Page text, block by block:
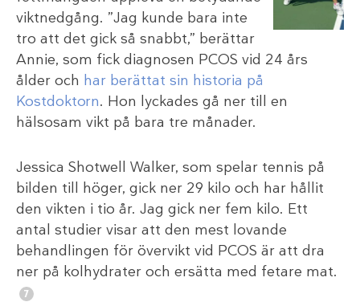
viktnedgång. ”Jag kunde bara inte
tro att det gick så snabbt,” berättar
Annie, som fick diagnosen PCOS vid 24 års
ålder och har berättat sin historia på
Kostdoktorn. Hon lyckades gå ner till en
hälsosam vikt på bara tre månader.
Jessica Shotwell Walker, som spelar tennis på
bilden till höger, gick ner 29 kilo och har hållit
den vikten i tio år. Jag gick ner fem kilo. Ett
antal studier visar att den mest lovande
behandlingen för övervikt vid PCOS är att dra
ner på kolhydrater och ersätta med fetare mat.